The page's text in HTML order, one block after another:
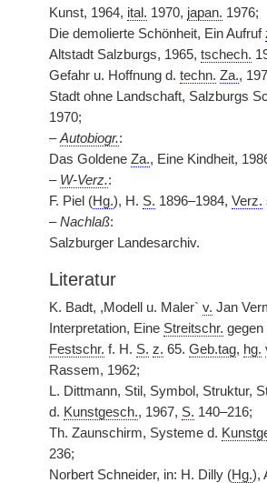
Kunst, 1964, ital. 1970, japan. 1976;
Die demolierte Schönheit, Ein Aufruf
Altstadt Salzburgs, 1965, tschech.
Gefahr u. Hoffnung d. techn. Za.,
Stadt ohne Landschaft, Salzburgs
1970;
–Autobiogr.:
Das Goldene Za., Eine Kindheit,
– W-Verz.:
F. Piel (Hg.), H. S. 1896–1984, Verz.
–Nachlaß:
Salzburger Landesarchiv.
Literatur
K. Badt, ,Modell u. Maler` v. Jan
Interpretation, Eine Streitschr. gegen
Festschr. f. H. S. z. 65. Geb.tag, hg.
Rassem, 1962;
L. Dittmann, Stil, Symbol, Struktur,
d. Kunstgesch., 1967, S. 140–216;
Th. Zaunschirm, Systeme d.
236;
Norbert Schneider, in: H. Dilly (Hg.),